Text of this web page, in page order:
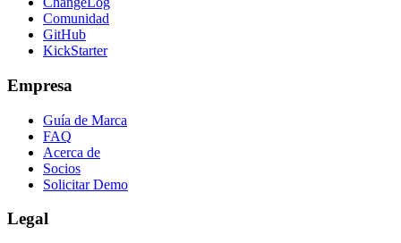
Comunidad
GitHub
KickStarter
Empresa
Guía de Marca
FAQ
Acerca de
Socios
Solicitar Demo
Legal